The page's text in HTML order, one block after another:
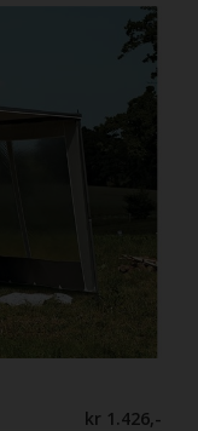
kr 1.426,-